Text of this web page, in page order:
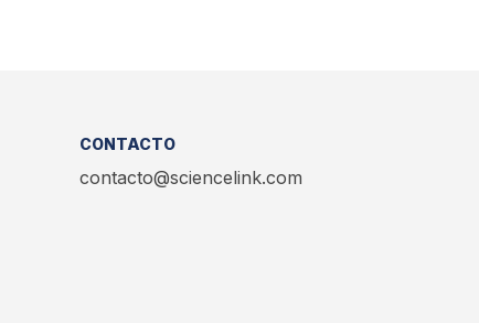
CONTACTO
contacto@sciencelink.com